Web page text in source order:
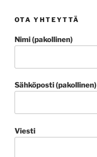
OTA YHTEYTTÄ
Nimi (pakollinen)
Sähköposti (pakollinen)
Viesti